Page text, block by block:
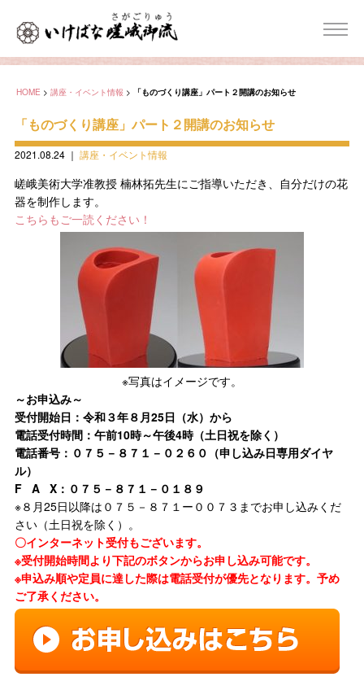
HOME > 講座・イベント情報 > 「ものづくり講座」パート２開講のお知らせ
「ものづくり講座」パート２開講のお知らせ
2021.08.24｜ 講座・イベント情報
嵯峨美術大学准教授 楠林拓先生にご指導いただき、自分だけの花
器を制作します。
こちらもご一読ください！
※写真はイメージです。
～お申込み～
受付開始日：令和３年８ 月25日（水）から
電話受付時間：午前10時～午後4時（土日祝を除く）
電話番号：０７５－８７１－０２６０（申し込み日専用ダイヤ
ル）
F A X：０７５－８７１－０１８９
※８月25日以降は０７５－８７１ー００７３までお申し込みくだ
さい（土日祝を除く）。
〇インターネット受付もございます。
※受付開始時間より下記のボタンからお申し込み可能です。
※申込み順や定員に達した際は電話受付が優先となります。予め
ご了承ください。